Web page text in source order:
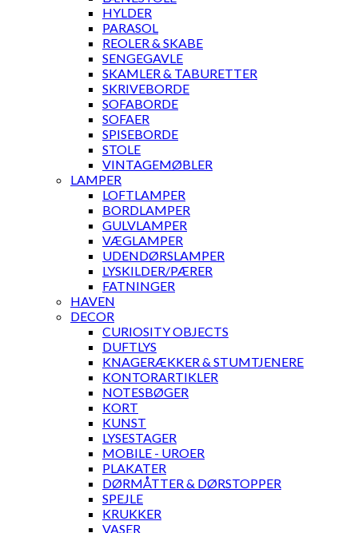
HYLDER
PARASOL
REOLER & SKABE
SENGEGAVLE
SKAMLER & TABURETTER
SKRIVEBORDE
SOFABORDE
SOFAER
SPISEBORDE
STOLE
VINTAGEMØBLER
LAMPER
LOFTLAMPER
BORDLAMPER
GULVLAMPER
VÆGLAMPER
UDENDØRSLAMPER
LYSKILDER/PÆRER
FATNINGER
HAVEN
DECOR
CURIOSITY OBJECTS
DUFTLYS
KNAGERÆKKER & STUMTJENERE
KONTORARTIKLER
NOTESBØGER
KORT
KUNST
LYSESTAGER
MOBILE - UROER
PLAKATER
DØRMÅTTER & DØRSTOPPER
SPEJLE
KRUKKER
VASER